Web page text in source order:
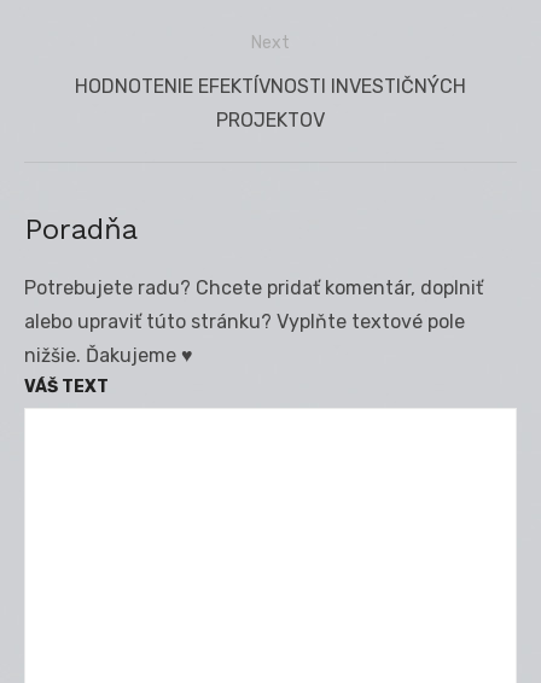
Next
NextHODNOTENIE EFEKTÍVNOSTI INVESTIČNÝCH
PROJEKTOV
Poradňa
Potrebujete radu? Chcete pridať komentár, doplniť
alebo upraviť túto stránku? Vyplňte textové pole
nižšie. Ďakujeme ♥
VÁŠ TEXT